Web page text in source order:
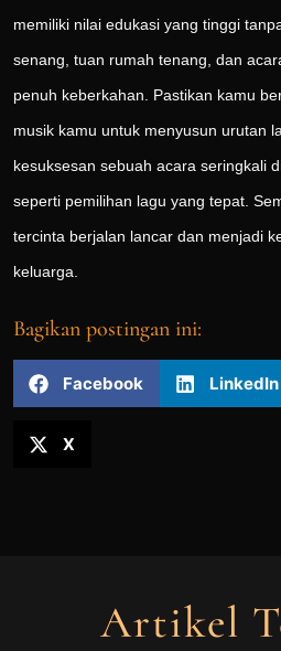
memiliki nilai edukasi yang tinggi
senang, tuan rumah tenang, dan
penuh keberkahan. Pastikan kamu
musik kamu untuk menyusun urutan
kesuksesan sebuah acara seringkali
seperti pemilihan lagu yang tepat.
tercinta berjalan lancar dan menjadi
keluarga.
Bagikan postingan ini:
Facebook LinkedIn
X
Artikel